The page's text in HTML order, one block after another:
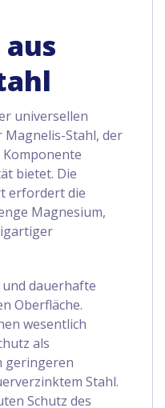
universellen
Magnelis-Stahl, der
bietet. Die
erfordert die
Magnesium,
dauerhafte
Oberfläche.
wesentlich
als
geringeren
Stahl.
Schutz des